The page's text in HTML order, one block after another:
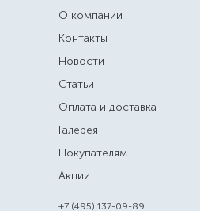
О компании
Контакты
Новости
Статьи
Оплата и доставка
Галерея
Покупателям
Акции
+7 (495) 137-09-89